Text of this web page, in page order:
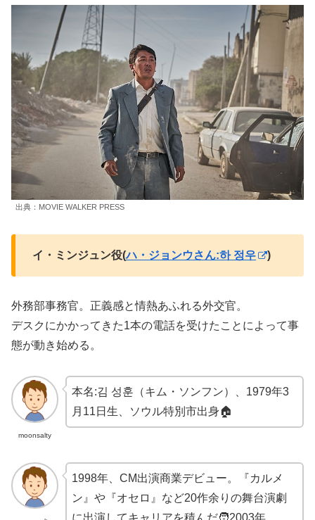
出典：MOVIE WALKER PRESS
イ・ミンジュン役(ハ・ジョンウさん:하 정우 )
外務部事務官。正義感と情熱あふれる外交官。
デスクにかかってきた1本の電話を受けたことによって事
態が動き始める。
moonsalty
本名:김 성훈（キム・ソンフン）、1979年3
月11日生、ソウル特別市出身🏠
1998年、CM出演商業デビュー。『カルメ
ン』や『オセロ』など20作余りの舞台演劇
に出演してキャリアを積んだ🧑2003年、